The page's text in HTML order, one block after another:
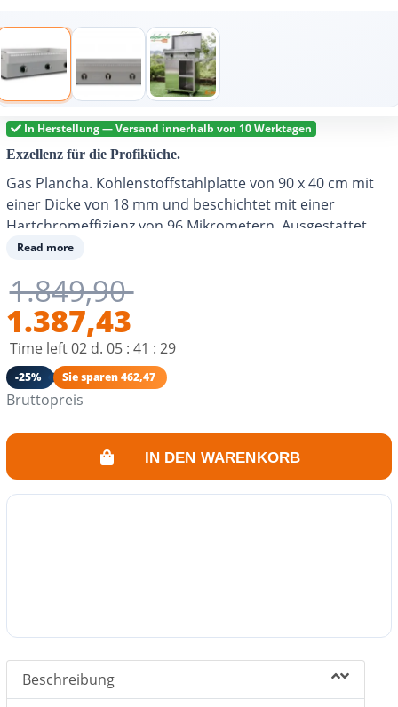
In Herstellung — Versand innerhalb von 10 Werktagen
Exzellenz für die Profiküche.
Gas Plancha. Kohlenstoffstahlplatte von 90 x 40 cm mit
einer Dicke von 18 mm und beschichtet mit einer
Hartchromeffizienz von 96 Mikrometern. Ausgestattet
mit Thermostatventilen, die die Temperatur regeln.
Wind zu schützen. 6 Feuerlinien, die über die gesamte
Platte verteilt sind, sorgen für ein homogenes Garen.
Geeignet für Butan- oder Propangas und kompatibel mit
Stadtgas. Empfohlen für 10-12 Personen.
Umweltbewusster Konsum.
Read more
1.849,90
1.387,43
Time left02 d. 05 :41 :28
-25% Sie sparen 462,47
Bruttopreis
IN DEN WARENKORB
Beschreibung